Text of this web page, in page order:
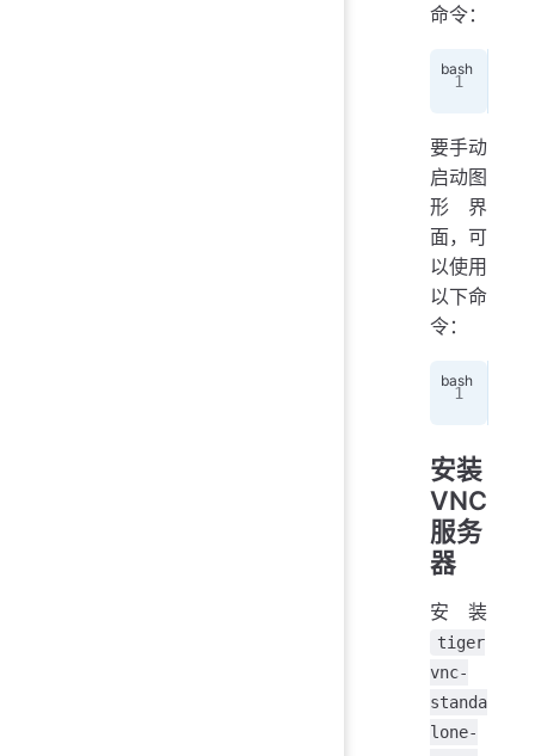
命令：
要手动
启动图
形界
面，可
以使用
以下命
令：
安装
VNC
服务
器
安装
tiger
vnc-
standa
lone-